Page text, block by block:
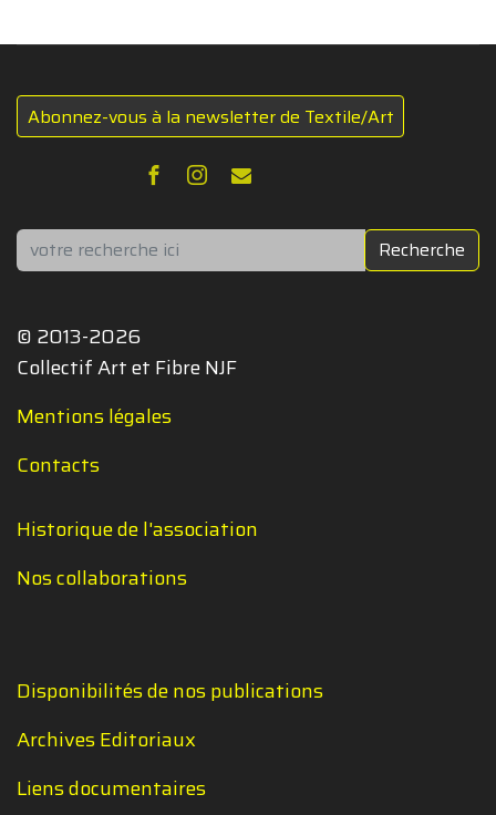
Abonnez-vous à la newsletter de Textile/Art
Rechercher Recherche
© 2013-2026
Collectif Art et Fibre NJF
Mentions légales
Contacts
Historique de l'association
Nos collaborations
Disponibilités de nos publications
Archives Editoriaux
Liens documentaires